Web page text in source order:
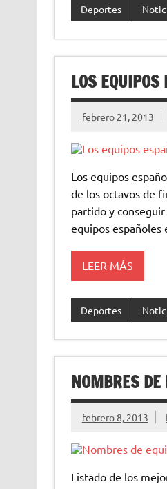
Deportes
LOS
febrero 21, 2013
Los equipos
de los octavos de
partido y
equipos españoles
LEER MÁS
Deportes
NOMBRES DE
febrero 8, 2013
Listado de los